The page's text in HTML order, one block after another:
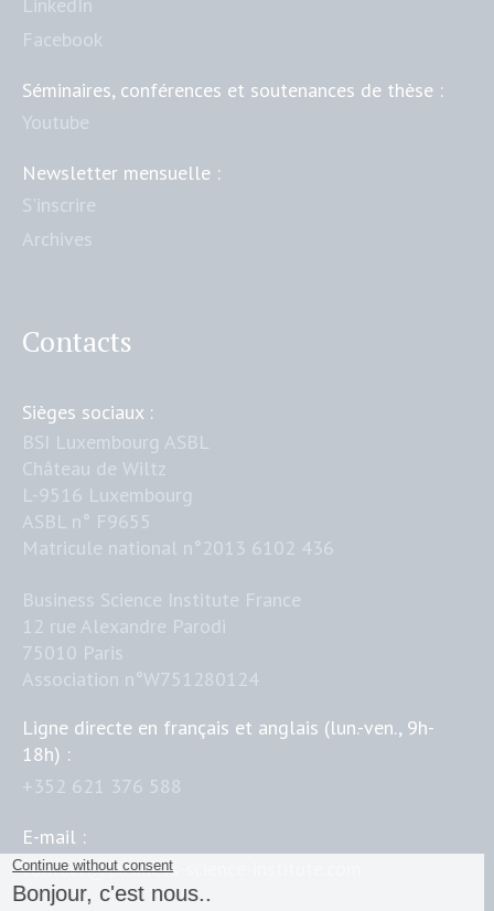
LinkedIn
Facebook
Séminaires, conférences et soutenances de thèse :
Youtube
Newsletter mensuelle :
S'inscrire
Archives
Contacts
Sièges sociaux :
BSI Luxembourg ASBL
Château de Wiltz
L-9516 Luxembourg
ASBL n° F9655
Matricule national n°2013 6102 436
Business Science Institute France
12 rue Alexandre Parodi
75010 Paris
Association n°W751280124
Ligne directe en français et anglais (lun.-ven., 9h-
18h) :
+352 621 376 588
E-mail :
contact@business-science-institute.com